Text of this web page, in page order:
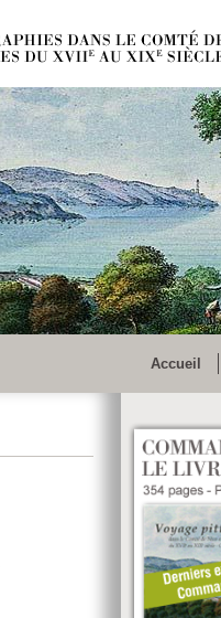
Accueil